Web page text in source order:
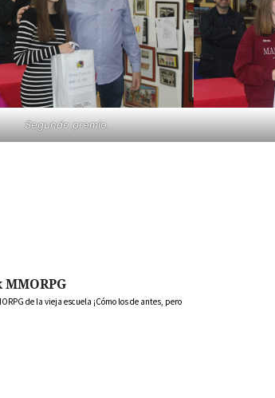
Segundo premio.
de la vieja escuela ¡Cómo los de antes, pero